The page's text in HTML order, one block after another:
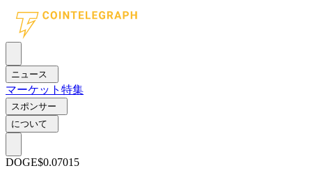
ニュース
マーケット 特集
スポンサー
について
DOGE$0.07015